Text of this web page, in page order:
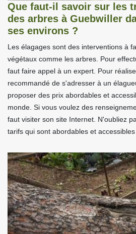
Que faut-il savoir sur les
des arbres à Guebwiller
ses environs ?
Les élagages sont des interventions à
végétaux comme les arbres. Pour
faut faire appel à un expert. Pour
recommandé de s'adresser à un
proposer des prix abordables et
monde. Si vous voulez des
faut visiter son site Internet. N'oubliez
tarifs qui sont abordables et